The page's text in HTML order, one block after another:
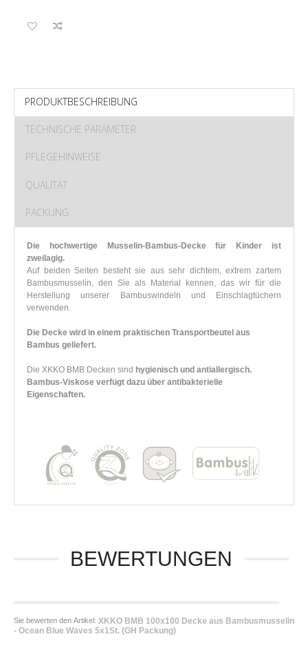
PRODUKTBESCHREIBUNG
TECHNISCHE PARAMETER
PFLEGEHINWEISE
QUALITÄT
PACKUNG
Die hochwertige Musselin-Bambus-Decke für Kinder ist
zweilagig.
Auf beiden Seiten besteht sie aus sehr dichtem, extrem zartem
Bambusmusselin, den Sie als Material kennen, das wir für die
Herstellung unserer Bambuswindeln und Einschlagtüchern
verwenden.
Die Decke wird in einem praktischen Transportbeutel aus
Bambus geliefert.
Die XKKO BMB Decken sind hygienisch und antiallergisch.
Bambus-Viskose verfügt dazu über antibakterielle
Eigenschaften.
BEWERTUNGEN
Sie bewerten den Artikel: XKKO BMB 100x100 Decke aus Bambusmusselin
- Ocean Blue Waves 5x1St. (GH Packung)